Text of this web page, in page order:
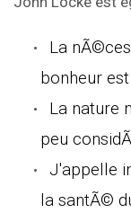
La
bonheur
La nature
peu
J'appelle
la santÃ©